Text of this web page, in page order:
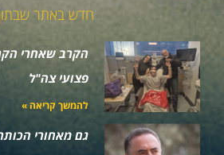
חדש באתר
הקרב שאחרי
פצועי צה"ל
להמשך קריאה »
גם מאחורי